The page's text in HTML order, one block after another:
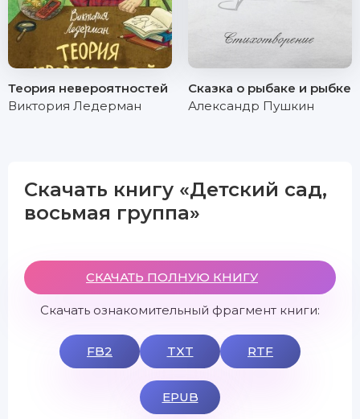
Теория невероятностей
Виктория Ледерман
Сказка о рыбаке и рыбке
Александр Пушкин
Скачать книгу «Детский сад,
восьмая группа»
СКАЧАТЬ ПОЛНУЮ КНИГУ
Скачать ознакомительный фрагмент книги:
FB2 TXT RTF
EPUB